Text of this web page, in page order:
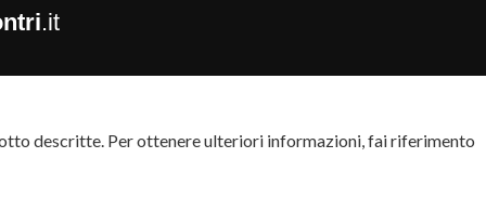
.it
descritte. Per ottenere ulteriori informazioni, fai riferimento